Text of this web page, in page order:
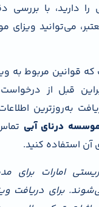
دارید، با بررسی
می‌توانید ویزای
که قوانین مربوط به
قبل از
به‌روزترین
درنای آبی
استفاده کنید.
امارات برای
برای دریافت